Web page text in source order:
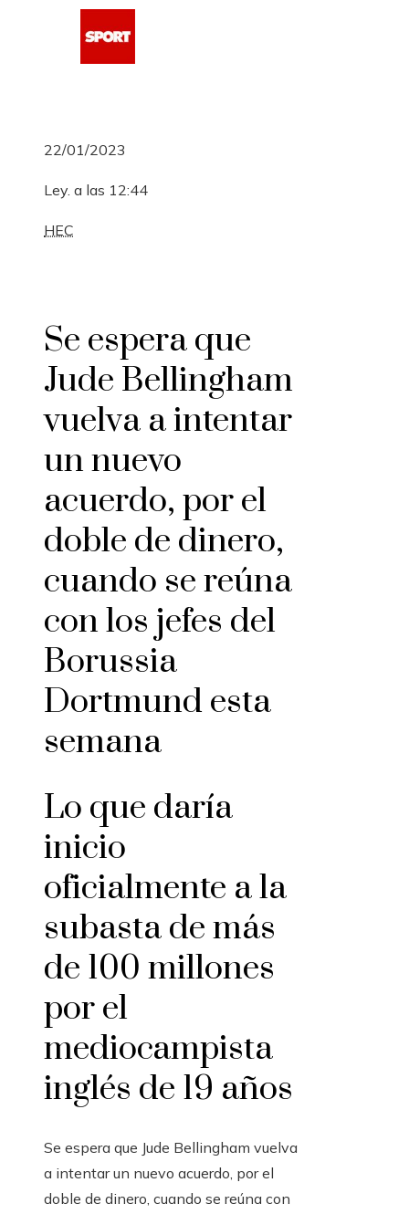
22/01/2023
Ley. a las 12:44
HEC
Se espera que
Jude Bellingham
vuelva a intentar
un nuevo
acuerdo, por el
doble de dinero,
cuando se reúna
con los jefes del
Borussia
Dortmund esta
semana
Lo que daría
inicio
oficialmente a la
subasta de más
de 100 millones
por el
mediocampista
inglés de 19 años
Se espera que Jude Bellingham vuelva
a intentar un nuevo acuerdo, por el
doble de dinero, cuando se reúna con